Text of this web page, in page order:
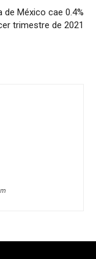
de México cae 0.4%
trimestre de 2021